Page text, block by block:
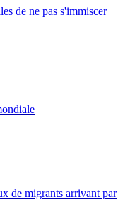
de ne pas s'immiscer
de migrants arrivant par